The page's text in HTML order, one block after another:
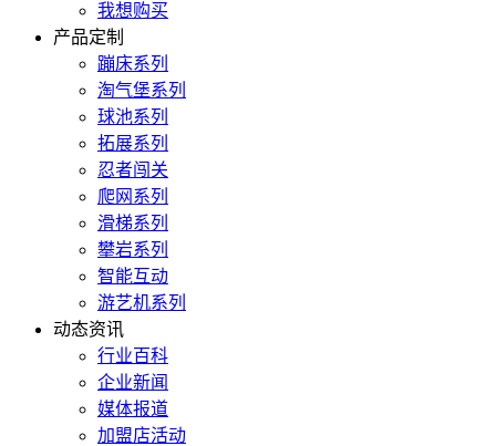
我想购买
产品定制
蹦床系列
淘气堡系列
球池系列
拓展系列
忍者闯关
爬网系列
滑梯系列
攀岩系列
智能互动
游艺机系列
动态资讯
行业百科
企业新闻
媒体报道
加盟店活动